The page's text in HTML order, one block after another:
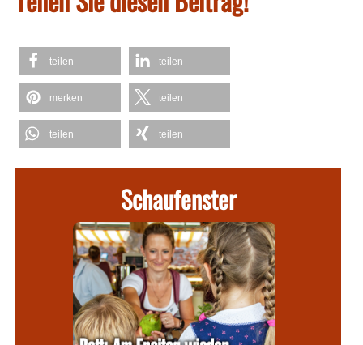
teilen teilen
merken teilen
teilen teilen
Schaufenster